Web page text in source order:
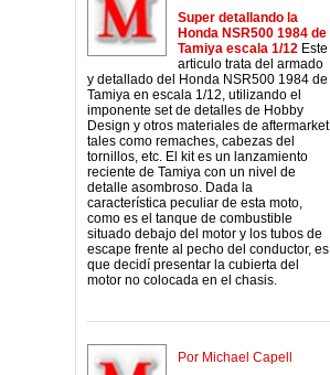
Super detallando la
Honda NSR500 1984 de
Tamiya escala 1/12 Este
articulo trata del armado
y detallado del Honda NSR500 1984 de
Tamiya en escala 1/12, utilizando el
imponente set de detalles de Hobby
Design y otros materiales de aftermarket
tales como remaches, cabezas del
tornillos, etc. El kit es un lanzamiento
reciente de Tamiya con un nivel de
detalle asombroso. Dada la
característica peculiar de esta moto,
como es el tanque de combustible
situado debajo del motor y los tubos de
escape frente al pecho del conductor, es
que decidí presentar la cubierta del
motor no colocada en el chasis.
Por Michael Capell